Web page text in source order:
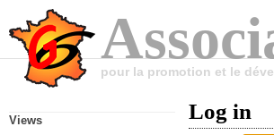
pour la promotion et le
Log in
Views